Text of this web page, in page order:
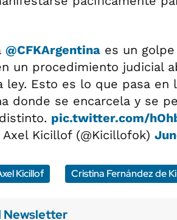
@CFKArgentinaes un golpe
un procedimiento judicial
ley. Esto es lo que pasa en
donde se encarcela y se
distinto. pic.twitter.com/
Kicillof (@Kicillofok)
Kicillof Cristina Fernández de
Newsletter